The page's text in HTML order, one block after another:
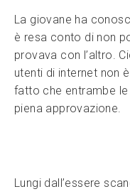
La giovane ha
è resa conto di non
provava con l’altro.
utenti di internet non
fatto che entrambe
piena approvazione.
Lungi dall’essere